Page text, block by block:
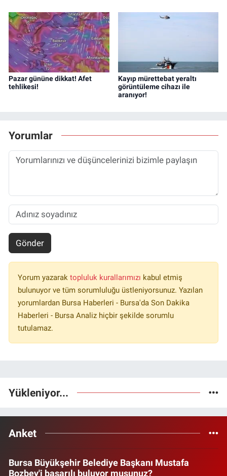
Pazar gününe dikkat! Afet
tehlikesi!
Kayıp mürettebat yeraltı
görüntüleme cihazı ile
aranıyor!
Yorumlar
Gönder
Yorum yazarak topluluk kurallarımızı kabul etmiş
bulunuyor ve tüm sorumluluğu üstleniyorsunuz. Yazılan
yorumlardan Bursa Haberleri - Bursa'da Son Dakika
Haberleri - Bursa Analiz hiçbir şekilde sorumlu
tutulamaz.
Yükleniyor...
Anket
Bursa Büyükşehir Belediye Başkanı Mustafa
Bozbey'i başarılı buluyor musunuz?